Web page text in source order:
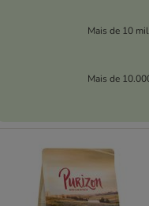
Mais de 10
Mais de